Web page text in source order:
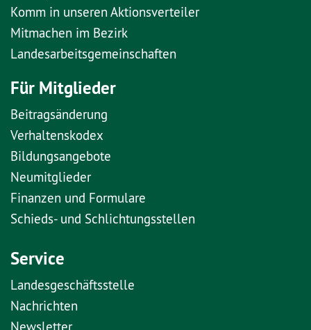
Komm in unseren Aktionsverteiler
Mitmachen im Bezirk
Landesarbeitsgemeinschaften
Für Mitglieder
Beitragsänderung
Verhaltenskodex
Bildungsangebote
Neumitglieder
Finanzen und Formulare
Schieds- und Schlichtungsstellen
Service
Landesgeschäftsstelle
Nachrichten
Newsletter